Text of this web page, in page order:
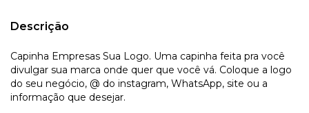
Descrição
Capinha Empresas Sua Logo. Uma capinha feita pra você
divulgar sua marca onde quer que você vá. Coloque a logo
do seu negócio, @ do instagram, WhatsApp, site ou a
informação que desejar.